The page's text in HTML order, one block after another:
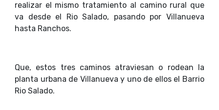
realizar el mismo tratamiento al camino rural que
va desde el Rio Salado, pasando por Villanueva
hasta Ranchos.
Que, estos tres caminos atraviesan o rodean la
planta urbana de Villanueva y uno de ellos el Barrio
Rio Salado.